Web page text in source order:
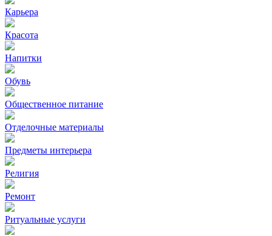
Карьера
Красота
Напитки
Обувь
Общественное питание
Отделочные материалы
Предметы интерьера
Религия
Ремонт
Ритуальные услуги